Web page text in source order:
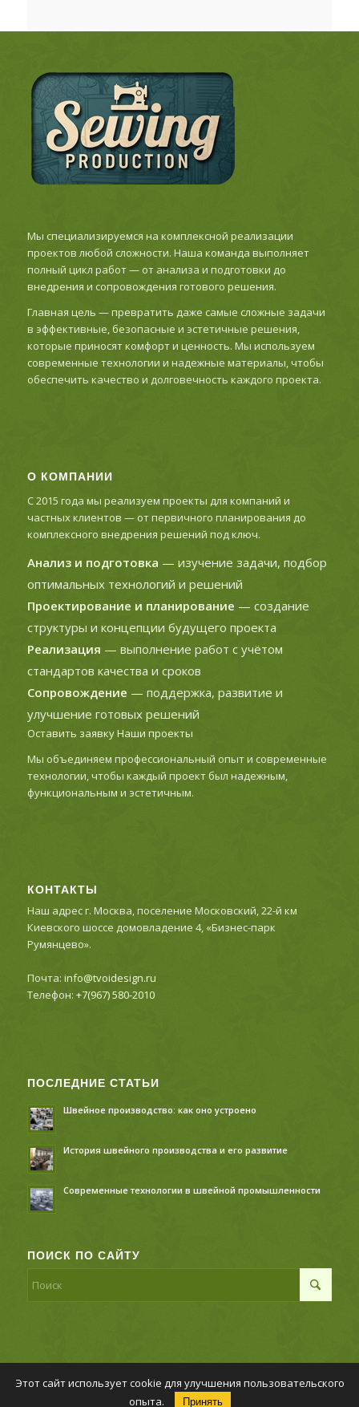
Мы специализируемся на комплексной реализации
проектов любой сложности. Наша команда выполняет
полный цикл работ — от анализа и подготовки до
внедрения и сопровождения готового решения.
Главная цель — превратить даже самые сложные задачи
в эффективные, безопасные и эстетичные решения,
которые приносят комфорт и ценность. Мы используем
современные технологии и надежные материалы, чтобы
обеспечить качество и долговечность каждого проекта.
О КОМПАНИИ
С 2015 года мы реализуем проекты для компаний и
частных клиентов — от первичного планирования до
комплексного внедрения решений под ключ.
Анализ и подготовка — изучение задачи, подбор
оптимальных технологий и решений
Проектирование и планирование — создание
структуры и концепции будущего проекта
Реализация — выполнение работ с учётом
стандартов качества и сроков
Сопровождение — поддержка, развитие и
улучшение готовых решений
Оставить заявкуНаши проекты
Мы объединяем профессиональный опыт и современные
технологии, чтобы каждый проект был надежным,
функциональным и эстетичным.
КОНТАКТЫ
Наш адрес г. Москва, поселение Московский, 22-й км
Киевского шоссе домовладение 4, «Бизнес-парк
Румянцево».
Почта: info@tvoidesign.ru
Телефон: +7(967) 580-2010
ПОСЛЕДНИЕ СТАТЬИ
Швейное производство: как оно устроено
История швейного производства и его развитие
Современные технологии в швейной промышленности
ПОИСК ПО САЙТУ
© Копирайт - Швейное производство,Политика
-Enfold Theme by Kriesi
Этот сайт использует cookie для улучшения пользовательского
опыта.
Принять